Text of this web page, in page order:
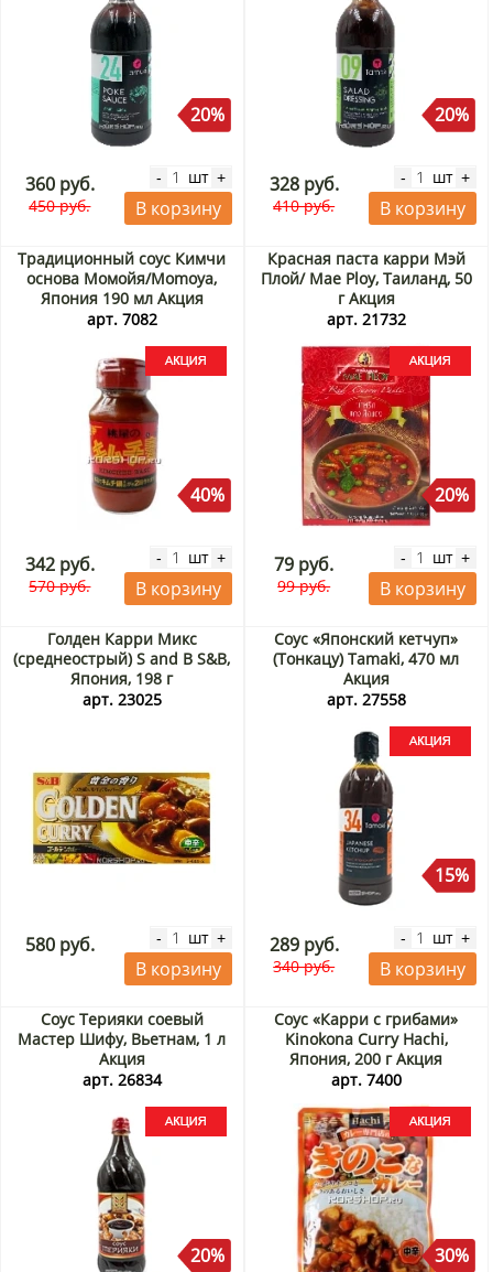
20%
360 руб.
450 руб.
- шт +
В корзину
20%
328 руб.
410 руб.
- шт +
В корзину
Традиционный соус Кимчи
основа Момойя/Momoya,
Япония 190 мл Акция
арт. 7082
40%
342 руб.
570 руб.
- шт +
В корзину
Красная паста карри Мэй
Плой/ Mae Ploy, Таиланд, 50
г Акция
арт. 21732
20%
79 руб.
99 руб.
- шт +
В корзину
Голден Карри Микс
(среднеострый) S and B S&B,
Япония, 198 г
арт. 23025
580 руб. - шт +
В корзину
Соус «Японский кетчуп»
(Тонкацу) Tamaki, 470 мл
Акция
арт. 27558
15%
289 руб.
340 руб.
- шт +
В корзину
Соус Терияки соевый
Мастер Шифу, Вьетнам, 1 л
Акция
арт. 26834
20%
Соус «Карри с грибами»
Kinokona Curry Hachi,
Япония, 200 г Акция
арт. 7400
30%